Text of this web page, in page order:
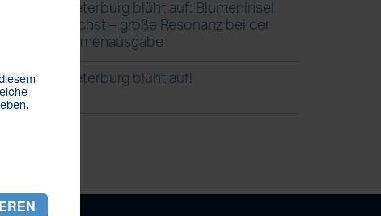
Steterburg blüht auf: Blumeninsel
wächst – große Resonanz bei der
Blumenausgabe
Steterburg blüht auf!